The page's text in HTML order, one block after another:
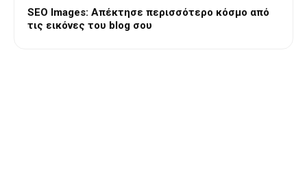
SEO Images: Απέκτησε περισσότερο κόσμο από
τις εικόνες του blog σου